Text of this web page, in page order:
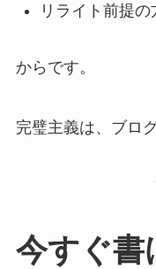
リライト前提
からです。
完璧主義は、ブロ
今すぐ書